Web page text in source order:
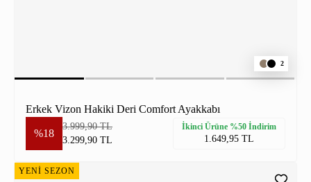
2
Erkek Vizon Hakiki Deri Comfort Ayakkabı
%18
3.999,90 TL
3.299,90 TL
İkinci Ürüne %50 İndirim
1.649,95 TL
YENİ SEZON